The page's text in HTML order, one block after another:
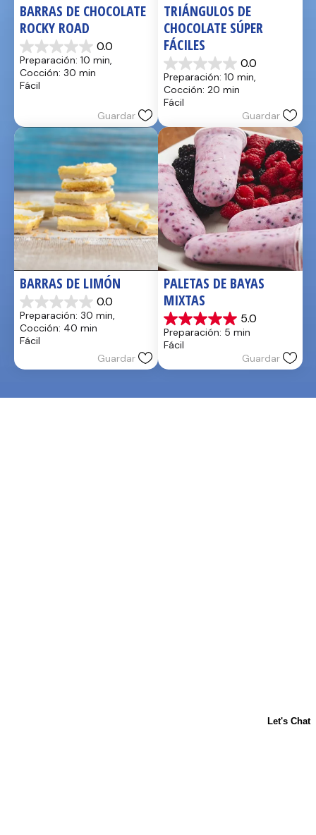
BARRAS DE CHOCOLATE
ROCKY ROAD
0.0
0.0
de
5
estrellas.
Preparación: 10 min,
Cocción: 30 min
Fácil
Guardar
TRIÁNGULOS DE
CHOCOLATE SÚPER
FÁCILES
0.0
0.0
de
5
estrellas.
Preparación: 10 min,
Cocción: 20 min
Fácil
Guardar
BARRAS DE LIMÓN
0.0
0.0
de
5
estrellas.
Preparación: 30 min,
Cocción: 40 min
Fácil
Guardar
PALETAS DE BAYAS
MIXTAS
5.0
5.0
de
5
Preparación: 5 min
Fácil
Guardar